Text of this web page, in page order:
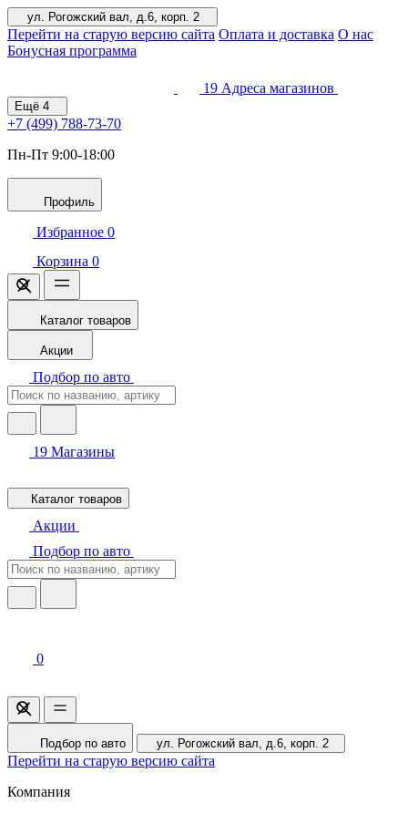
ул. Рогожский вал, д.6, корп. 2
Перейти на старую версию сайта Оплата и доставка О нас
Бонусная программа
19 Адреса магазинов
Ещё 4
+7 (499) 788-73-70
Пн-Пт 9:00-18:00
Профиль
Избранное 0
Корзина 0
Каталог товаров
Акции
Подбор по авто
19 Магазины
Каталог товаров
Акции
Подбор по авто
0
Подбор по авто ул. Рогожский вал, д.6, корп. 2
Перейти на старую версию сайта
Компания